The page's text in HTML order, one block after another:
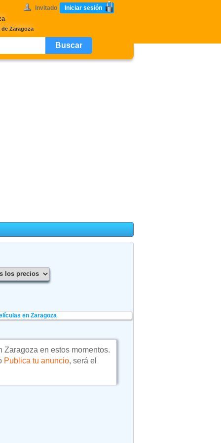
Invitado Iniciar sesión
Zaragoza
en Zaragoza
Zaragoza en estos momentos.
Publica tu anuncio, será el